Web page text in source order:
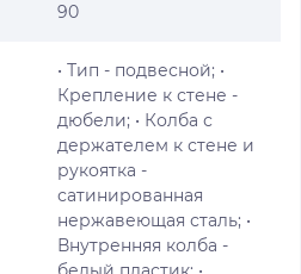
90
• Тип - подвесной; •
Крепление к стене -
дюбели; • Колба с
держателем к стене и
рукоятка -
сатинированная
нержавеющая сталь; •
Внутренняя колба -